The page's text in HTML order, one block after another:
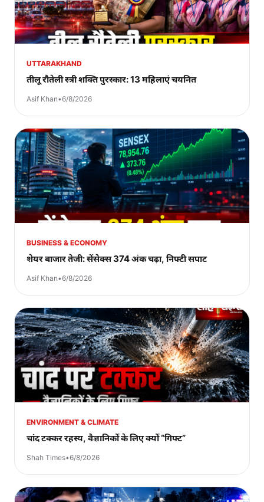
UTTARAKHAND
तीलू रौतेली स्त्री शक्ति पुरस्कार: 13 महिलाएं चयनित
Asif Khan•6/8/2026
BUSINESS & ECONOMY
शेयर बाजार तेजी: सेंसेक्स 374 अंक चढ़ा, निफ्टी सपाट
Asif Khan•6/8/2026
ENVIRONMENT & CLIMATE
चांद टक्कर रहस्य, वैज्ञानिकों के लिए क्यों “गिफ्ट”
Shah Times•6/8/2026